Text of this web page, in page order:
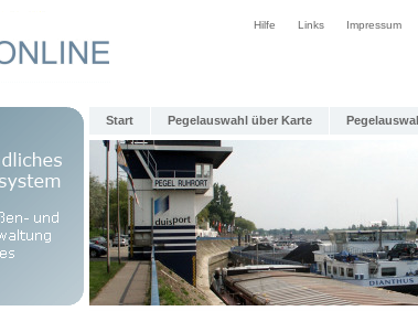
Hilfe Links Impressum
Start Pegelauswahl über Karte